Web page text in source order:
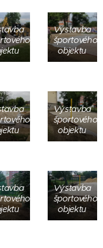
Výstavba
športového
objektu
Výstavba
športového
objektu
Výstavba
športového
objektu